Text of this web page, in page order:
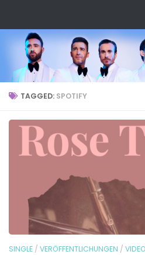
TAGGED: SPOTIFY
SINGLE / VERÖFFENTLICHUNGEN /